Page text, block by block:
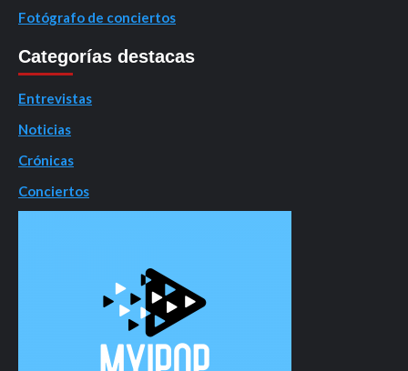
Fotógrafo de conciertos
Categorías destacas
Entrevistas
Noticias
Crónicas
Conciertos